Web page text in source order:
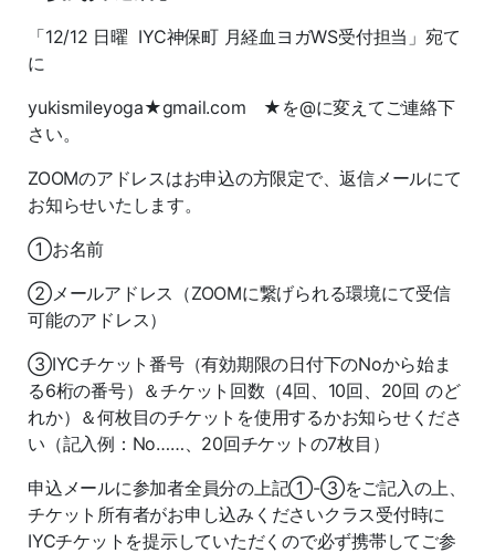
「12/12 日曜 IYC神保町 月経血ヨガWS受付担当」宛て
に
yukismileyoga★gmail.com ★を@に変えてご連絡下
さい。
ZOOMのアドレスはお申込の方限定で、返信メールにて
お知らせいたします。
①お名前
②メールアドレス（ZOOMに繋げられる環境にて受信
可能のアドレス）
③IYCチケット番号（有効期限の日付下のNoから始ま
る6桁の番号）＆チケット回数（4回、10回、20回 のど
れか）＆何枚目のチケットを使用するかお知らせくださ
い（記入例：No……、20回チケットの7枚目）
申込メールに参加者全員分の上記①-③をご記入の上、
チケット所有者がお申し込みくださいクラス受付時に
IYCチケットを提示していただくので必ず携帯してご参